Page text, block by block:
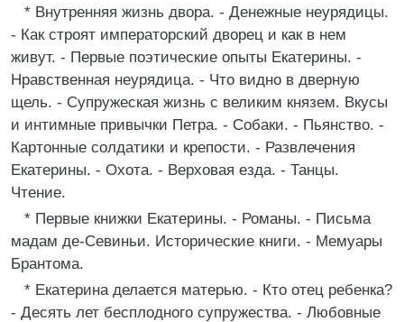
* Внутренняя жизнь двора. - Денежные неурядицы.
- Как строят императорский дворец и как в нем
живут. - Первые поэтические опыты Екатерины. -
Нравственная неурядица. - Что видно в дверную
щель. - Супружеская жизнь с великим князем. Вкусы
и интимные привычки Петра. - Собаки. - Пьянство. -
Картонные солдатики и крепости. - Развлечения
Екатерины. - Охота. - Верховая езда. - Танцы.
Чтение.
* Первые книжки Екатерины. - Романы. - Письма
мадам де-Севиньи. Исторические книги. - Мемуары
Брантома.
* Екатерина делается матерью. - Кто отец ребенка?
- Десять лет бесплодного супружества. - Любовные